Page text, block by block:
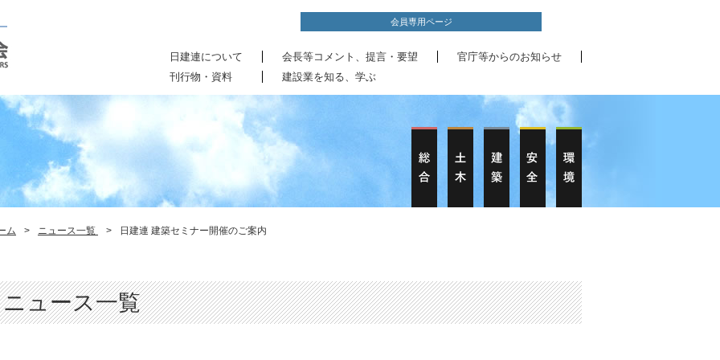
会員専用ページ
日建連について 会長等コメント、提言・要望
官庁等からのお知らせ
刊行物・資料
建設業を知る、学ぶ
ム > ニュース一覧 > 日建連 建築セミナー開催のご案内
ニュース一覧